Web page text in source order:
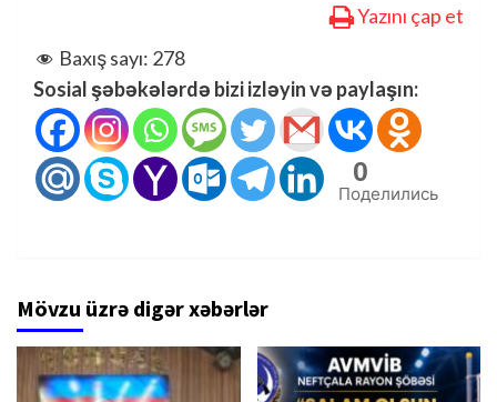
Yazını çap et
Baxış sayı: 278
Sosial şəbəkələrdə bizi izləyin və paylaşın:
0
Поделились
Mövzu üzrə digər xəbərlər